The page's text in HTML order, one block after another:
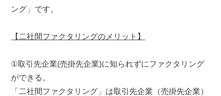
ング」です。
【二社間ファクタリングのメリット】
①取引先企業(売掛先企業)に知られずにファクタリング
ができる。
「二社間ファクタリング」は取引先企業（売掛先企業）